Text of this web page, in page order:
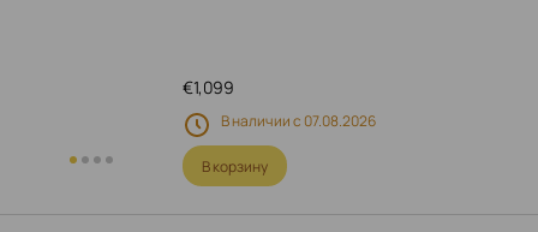
1,099
€
В наличии с 07.08.2026
В корзину